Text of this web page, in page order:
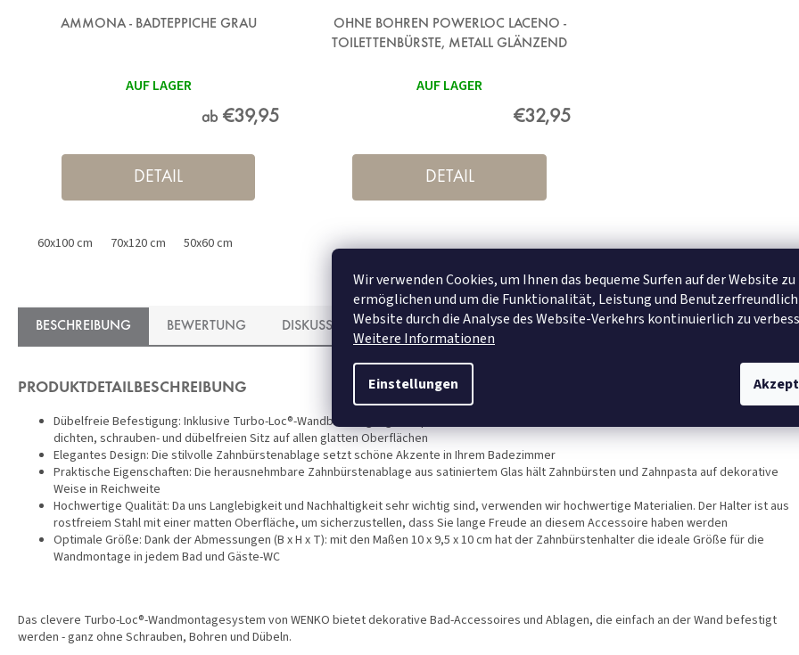
Wir verwenden Cookies, um Ihnen das bequeme Surfen auf der Website zu
ermöglichen und um die Funktionalität, Leistung und
Website durch die Analyse des Website-Verkehrs kontinuierlich zu
Weitere Informationen
Einstellungen
AMMONA - BADTEPPICHE GRAU
AUF LAGER
ab €39,95
DETAIL
60x100 cm 70x120 cm 50x60 cm
OHNE BOHREN POWERLOC LACENO -
TOILETTENBÜRSTE, METALL GLÄNZEND
AUF LAGER
€32,95
DETAIL
BESCHREIBUNG BEWERTUNG DISKUSSION
PRODUKTDETAILBESCHREIBUNG
Dübelfreie Befestigung: Inklusive Turbo-Loc®-Wandbefestigung mit spezieller Kleberückseite für eine einfache Installation und einen extra
dichten, schrauben- und dübelfreien Sitz auf allen glatten Oberflächen
Elegantes Design: Die stilvolle Zahnbürstenablage setzt schöne Akzente in Ihrem Badezimmer
Praktische Eigenschaften: Die herausnehmbare Zahnbürstenablage aus satiniertem Glas hält Zahnbürsten und Zahnpasta auf dekorative
Weise in Reichweite
Hochwertige Qualität: Da uns Langlebigkeit und Nachhaltigkeit sehr wichtig sind, verwenden wir hochwertige Materialien. Der Halter ist aus
rostfreiem Stahl mit einer matten Oberfläche, um sicherzustellen, dass Sie lange Freude an diesem Accessoire haben werden
Optimale Größe: Dank der Abmessungen (B x H x T): mit den Maßen 10 x 9,5 x 10 cm hat der Zahnbürstenhalter die ideale Größe für die
Wandmontage in jedem Bad und Gäste-WC
Das clevere Turbo-Loc®-Wandmontagesystem von WENKO bietet dekorative Bad-Accessoires und Ablagen, die einfach an der Wand befestigt
werden - ganz ohne Schrauben, Bohren und Dübeln.